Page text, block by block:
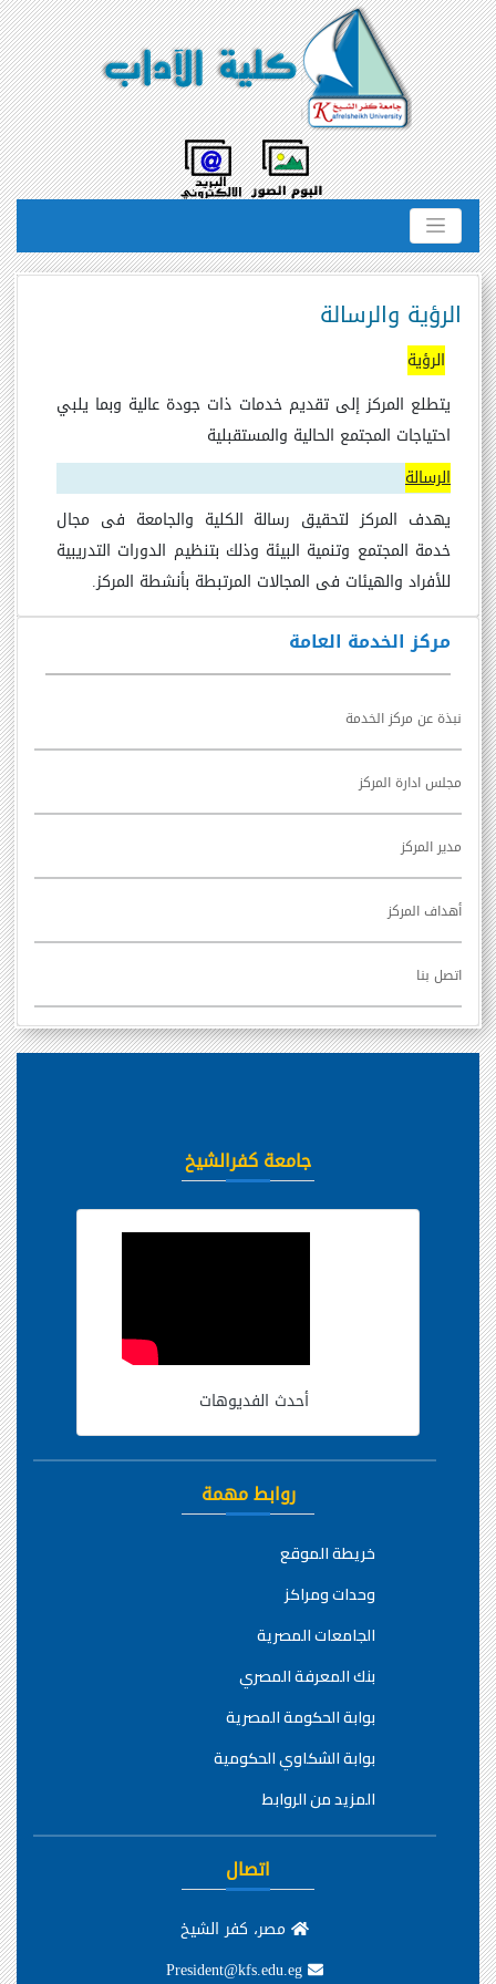
مركز الخدمة العامة
نبذة عن مركز الخدمة
مجلس ادارة المركز
مدير المركز
أهداف المركز
اتصل بنا
الرؤية والرسالة
الرؤية
يتطلع المركز إلى تقديم خدمات ذات جودة عالية وبما يلبي
احتياجات المجتمع الحالية والمستقبلية
الرسالة
يهدف المركز لتحقيق رسالة الكلية والجامعة فى مجال
خدمة المجتمع وتنمية البيئة وذلك بتنظيم الدورات التدريبية
للأفراد والهيئات فى المجالات المرتبطة بأنشطة المركز.
جامعة كفرالشيخ
أحدث الفديوهات
روابط مهمة
خريطة الموقع
وحدات ومراكز
الجامعات المصرية
بنك المعرفة المصري
بوابة الحكومة المصرية
بوابة الشكاوي الحكومية
المزيد من الروابط
اتصال
مصر، كفر الشيخ